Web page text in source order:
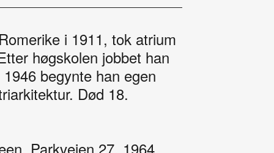
Om Arkitektur N
Tidsskriftet
Alle utgaver
i 1911, tok atrium
høgskolen jobbet han
begynte han egen
Død 18.
Parkveien 27, 1964